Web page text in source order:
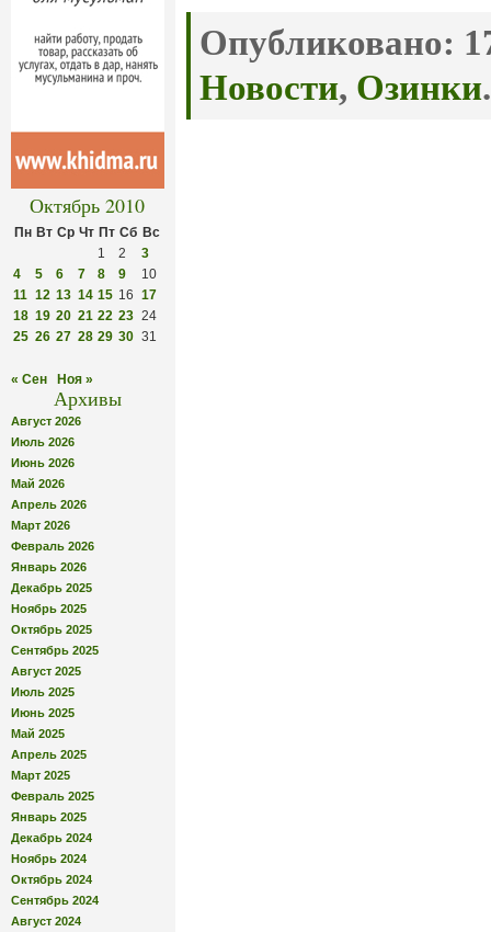
Октябрь 2010
Пн Вт Ср Чт Пт Сб Вс
1
2
3
4
5 6 7 8 9
10
11 12 13 14 15 16 17
18 19 20 21 22 23 24
25 26 27 28 29 30 31
« Сен Ноя »
Архивы
Август 2026
Июль 2026
Июнь 2026
Май 2026
Апрель 2026
Март 2026
Февраль 2026
Январь 2026
Декабрь 2025
Ноябрь 2025
Октябрь 2025
Сентябрь 2025
Август 2025
Июль 2025
Июнь 2025
Май 2025
Апрель 2025
Март 2025
Февраль 2025
Январь 2025
Декабрь 2024
Ноябрь 2024
Октябрь 2024
Сентябрь 2024
Август 2024
Опубликовано:
Новости, Озинки.